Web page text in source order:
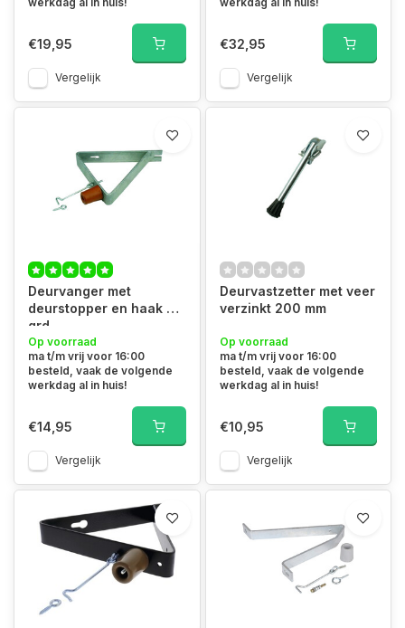
€19,95
Vergelijk
€32,95
Vergelijk
Deurvanger met
deurstopper en haak 45
grd
Op voorraad
ma t/m vrij voor 16:00
besteld, vaak de volgende
werkdag al in huis!
€14,95
Vergelijk
Deurvastzetter met veer
verzinkt 200 mm
Op voorraad
ma t/m vrij voor 16:00
besteld, vaak de volgende
werkdag al in huis!
€10,95
Vergelijk